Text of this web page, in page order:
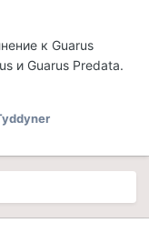
к Guarus
и Guarus Predata.